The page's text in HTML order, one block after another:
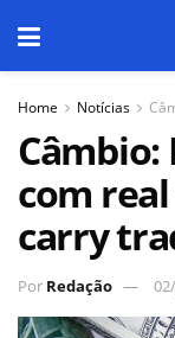
Home Notícias
Câmbio:
com
carry
Por Redação